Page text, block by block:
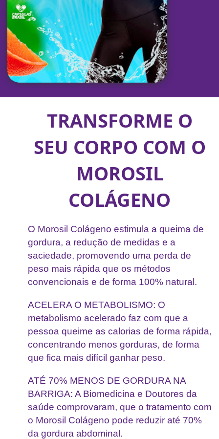
TRANSFORME O
SEU CORPO COM O
MOROSIL
COLÁGENO
O Morosil Colágeno estimula a queima de
gordura, a redução de medidas e a
saciedade, promovendo uma perda de
peso mais rápida que os métodos
convencionais e de forma 100% natural.
ACELERA O METABOLISMO: O
metabolismo acelerado faz com que a
pessoa queime as calorias de forma rápida,
concentrando menos gorduras, de forma
que fica mais difícil ganhar peso.
ATÉ 70% MENOS DE GORDURA NA
BARRIGA: A Biomedicina e Doutores da
saúde comprovaram, que o tratamento com
o Morosil Colágeno pode reduzir até 70%
da gordura abdominal.